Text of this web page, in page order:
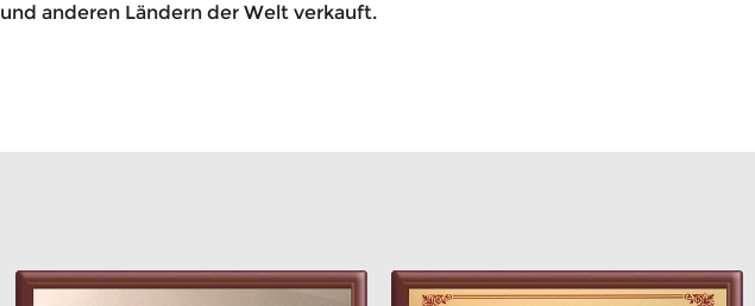
und anderen Ländern der Welt verkauft.